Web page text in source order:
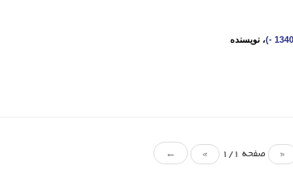
، نویسنده
« صفحه 1/1 »
←